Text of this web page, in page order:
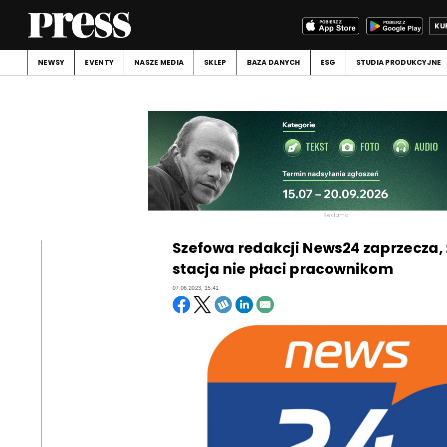
NEWSY EVENTY NASZE MEDIA SKLEP BAZA DANYCH ESG STUDIA PRODUKCYJNE
Reklama
Szefowa redakcji News24 zaprzecza,
stacja nie płaci pracownikom
07.06.2023, 15:41